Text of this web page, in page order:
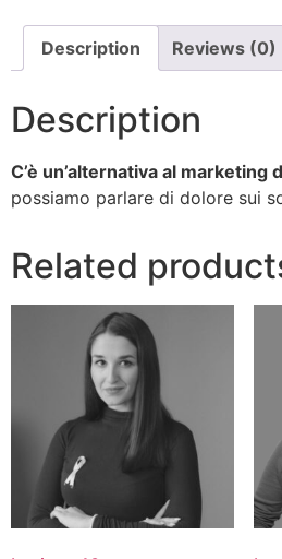
Description Reviews (0)
Description
C’è un’alternativa al marketing
possiamo parlare di dolore sui
Related